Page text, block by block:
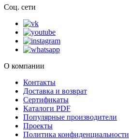
Соц. сети
О компании
Контакты
Доставка и возврат
Сертификаты
Каталоги PDF
Популярные производители
Проекты
Политика конфиденциальности